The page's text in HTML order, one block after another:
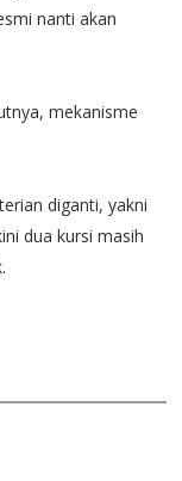
nanti akan
mekanisme
diganti, yakni
dua kursi masih